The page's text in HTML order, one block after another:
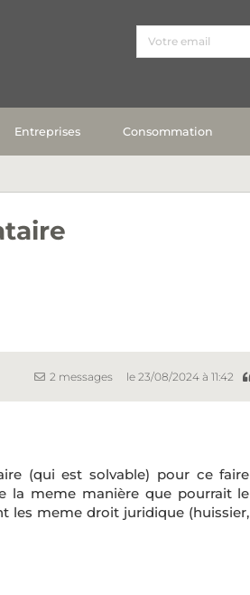
Entreprises Consommation
2 messages le 23/08/2024 à 11:42
(qui est solvable) pour ce faire
la meme manière que pourrait le
les meme droit juridique (huissier,